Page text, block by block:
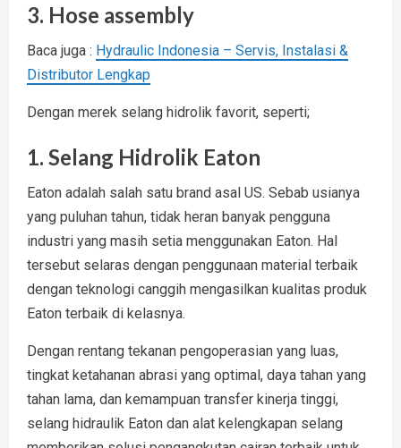
3. Hose assembly
Baca juga : Hydraulic Indonesia – Servis, Instalasi &
Distributor Lengkap
Dengan merek selang hidrolik favorit, seperti;
1. Selang Hidrolik Eaton
Eaton adalah salah satu brand asal US. Sebab usianya
yang puluhan tahun, tidak heran banyak pengguna
industri yang masih setia menggunakan Eaton. Hal
tersebut selaras dengan penggunaan material terbaik
dengan teknologi canggih mengasilkan kualitas produk
Eaton terbaik di kelasnya.
Dengan rentang tekanan pengoperasian yang luas,
tingkat ketahanan abrasi yang optimal, daya tahan yang
tahan lama, dan kemampuan transfer kinerja tinggi,
selang hidraulik Eaton dan alat kelengkapan selang